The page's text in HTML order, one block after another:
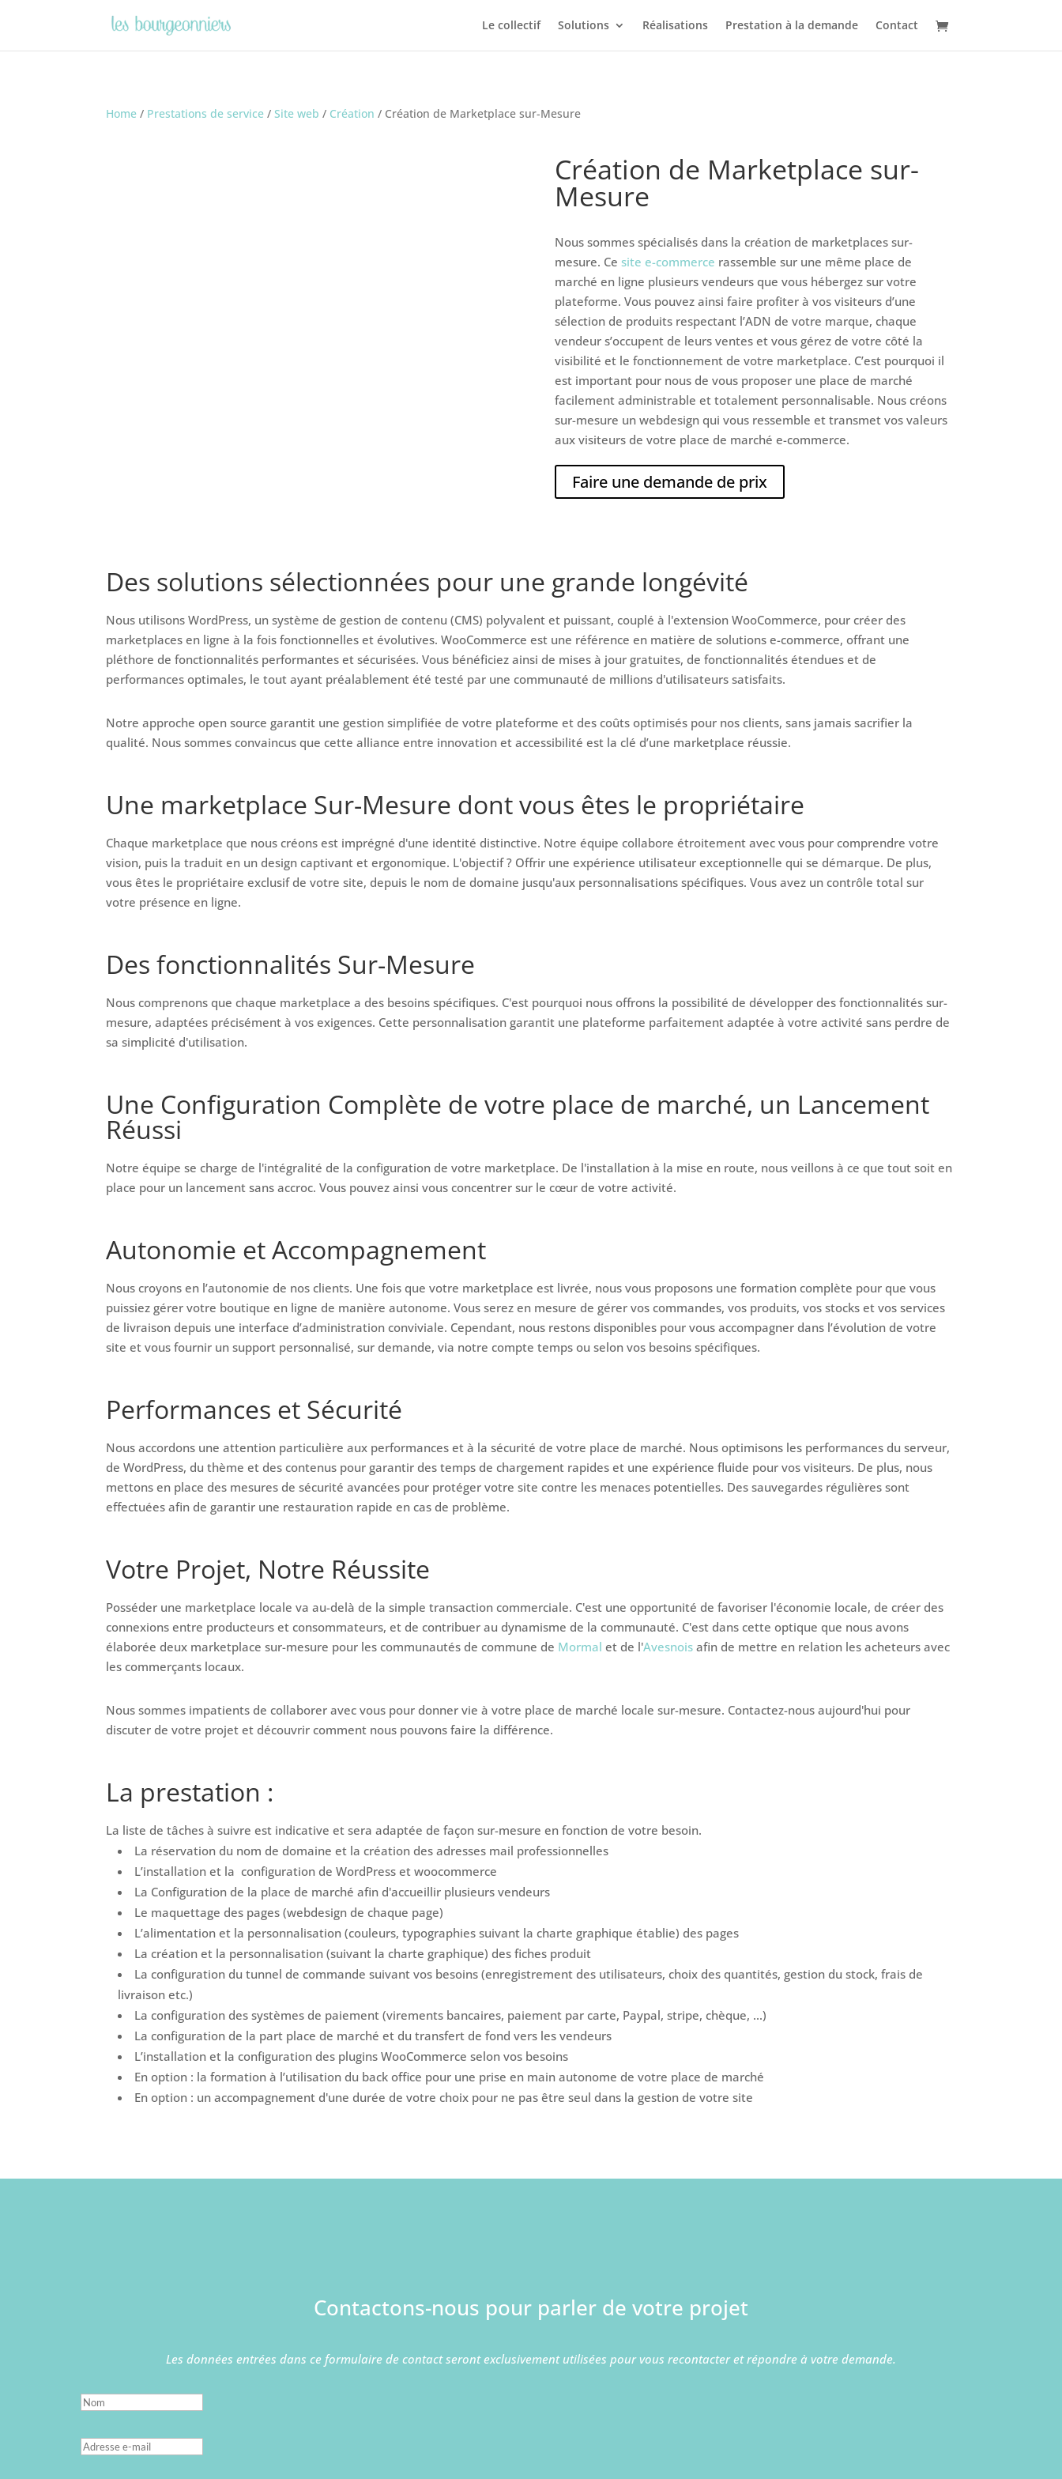
Le collectif Solutions Réalisations Prestation à la demande Contact
Home / Prestations de service /Site web / Création / Création de Marketplace sur-Mesure
Création de Marketplace sur-
Mesure
Nous sommes spécialisés dans la création de marketplaces sur-
mesure. Ce site e-commerce rassemble sur une même place de
marché en ligne plusieurs vendeurs que vous hébergez sur votre
plateforme. Vous pouvez ainsi faire profiter à vos visiteurs d’une
sélection de produits respectant l’ADN de votre marque, chaque
vendeur s’occupent de leurs ventes et vous gérez de votre côté la
visibilité et le fonctionnement de votre marketplace. C’est pourquoi il
est important pour nous de vous proposer une place de marché
facilement administrable et totalement personnalisable. Nous créons
sur-mesure un webdesign qui vous ressemble et transmet vos valeurs
aux visiteurs de votre place de marché e-commerce.
Faire une demande de prix
Des solutions sélectionnées pour une grande longévité
Nous utilisons WordPress, un système de gestion de contenu (CMS) polyvalent et puissant, couplé à l'extension WooCommerce, pour créer des
marketplaces en ligne à la fois fonctionnelles et évolutives. WooCommerce est une référence en matière de solutions e-commerce, offrant une
pléthore de fonctionnalités performantes et sécurisées. Vous bénéficiez ainsi de mises à jour gratuites, de fonctionnalités étendues et de
performances optimales, le tout ayant préalablement été testé par une communauté de millions d'utilisateurs satisfaits.
Notre approche open source garantit une gestion simplifiée de votre plateforme et des coûts optimisés pour nos clients, sans jamais sacrifier la
qualité. Nous sommes convaincus que cette alliance entre innovation et accessibilité est la clé d’une marketplace réussie.
Une marketplace Sur-Mesure dont vous êtes le propriétaire
Chaque marketplace que nous créons est imprégné d'une identité distinctive. Notre équipe collabore étroitement avec vous pour comprendre votre
vision, puis la traduit en un design captivant et ergonomique. L'objectif ? Offrir une expérience utilisateur exceptionnelle qui se démarque. De plus,
vous êtes le propriétaire exclusif de votre site, depuis le nom de domaine jusqu'aux personnalisations spécifiques. Vous avez un contrôle total sur
votre présence en ligne.
Des fonctionnalités Sur-Mesure
Nous comprenons que chaque marketplace a des besoins spécifiques. C'est pourquoi nous offrons la possibilité de développer des fonctionnalités sur-
mesure, adaptées précisément à vos exigences. Cette personnalisation garantit une plateforme parfaitement adaptée à votre activité sans perdre de
sa simplicité d'utilisation.
Une Configuration Complète de votre place de marché, un Lancement
Réussi
Notre équipe se charge de l'intégralité de la configuration de votre marketplace. De l'installation à la mise en route, nous veillons à ce que tout soit en
place pour un lancement sans accroc. Vous pouvez ainsi vous concentrer sur le cœur de votre activité.
Autonomie et Accompagnement
Nous croyons en l’autonomie de nos clients. Une fois que votre marketplace est livrée, nous vous proposons une formation complète pour que vous
puissiez gérer votre boutique en ligne de manière autonome. Vous serez en mesure de gérer vos commandes, vos produits, vos stocks et vos services
de livraison depuis une interface d’administration conviviale. Cependant, nous restons disponibles pour vous accompagner dans l’évolution de votre
site et vous fournir un support personnalisé, sur demande, via notre compte temps ou selon vos besoins spécifiques.
Performances et Sécurité
Nous accordons une attention particulière aux performances et à la sécurité de votre place de marché. Nous optimisons les performances du serveur,
de WordPress, du thème et des contenus pour garantir des temps de chargement rapides et une expérience fluide pour vos visiteurs. De plus, nous
mettons en place des mesures de sécurité avancées pour protéger votre site contre les menaces potentielles. Des sauvegardes régulières sont
effectuées afin de garantir une restauration rapide en cas de problème.
Votre Projet, Notre Réussite
Posséder une marketplace locale va au-delà de la simple transaction commerciale. C'est une opportunité de favoriser l'économie locale, de créer des
connexions entre producteurs et consommateurs, et de contribuer au dynamisme de la communauté. C'est dans cette optique que nous avons
élaborée deux marketplace sur-mesure pour les communautés de commune de Mormal et de l'Avesnois afin de mettre en relation les acheteurs avec
les commerçants locaux.
Nous sommes impatients de collaborer avec vous pour donner vie à votre place de marché locale sur-mesure. Contactez-nous aujourd'hui pour
discuter de votre projet et découvrir comment nous pouvons faire la différence.
La prestation :
La liste de tâches à suivre est indicative et sera adaptée de façon sur-mesure en fonction de votre besoin.
La réservation du nom de domaine et la création des adresses mail professionnelles
L’installation et la configuration de WordPress et woocommerce
La Configuration de la place de marché afin d'accueillir plusieurs vendeurs
Le maquettage des pages (webdesign de chaque page)
L’alimentation et la personnalisation (couleurs, typographies suivant la charte graphique établie) des pages
La création et la personnalisation (suivant la charte graphique) des fiches produit
La configuration du tunnel de commande suivant vos besoins (enregistrement des utilisateurs, choix des quantités, gestion du stock, frais de
livraison etc.)
La configuration des systèmes de paiement (virements bancaires, paiement par carte, Paypal, stripe, chèque, ...)
La configuration de la part place de marché et du transfert de fond vers les vendeurs
L’installation et la configuration des plugins WooCommerce selon vos besoins
En option : la formation à l’utilisation du back office pour une prise en main autonome de votre place de marché
En option : un accompagnement d'une durée de votre choix pour ne pas être seul dans la gestion de votre site
Contactons-nous pour parler de votre projet
Les données entrées dans ce formulaire de contact seront exclusivement utilisées pour vous recontacter et répondre à votre demande.